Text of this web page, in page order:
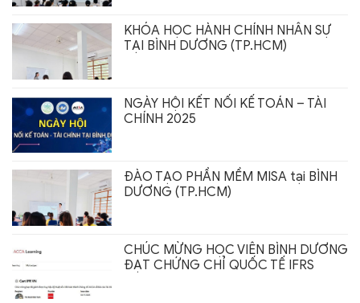
KHÓA HỌC HÀNH CHÍNH NHÂN SỰ
TẠI BÌNH DƯƠNG (TP.HCM)
NGÀY HỘI KẾT NỐI KẾ TOÁN – TÀI
CHÍNH 2025
ĐÀO TẠO PHẦN MỀM MISA tại BÌNH
DƯƠNG (TP.HCM)
CHÚC MỪNG HỌC VIÊN BÌNH DƯƠNG
ĐẠT CHỨNG CHỈ QUỐC TẾ IFRS